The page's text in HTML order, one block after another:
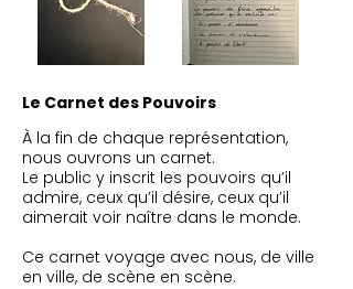
Le Carnet des Pouvoirs
À la fin de chaque représentation,
nous ouvrons un carnet.
Le public y inscrit les pouvoirs qu’il
admire, ceux qu’il désire, ceux qu’il
aimerait voir naître dans le monde.
Ce carnet voyage avec nous, de ville
en ville, de scène en scène.